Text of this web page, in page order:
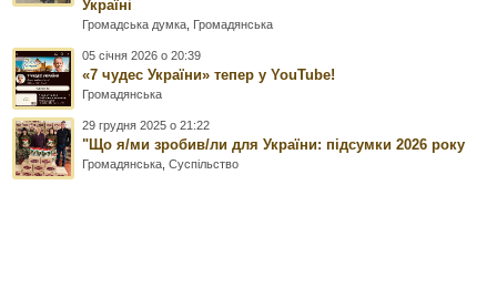
Україні
Громадська думка Громадянська
05 січня 2026 о 20:39
«7 чудес України» тепер у YouTube!
Громадянська
29 грудня 2025 о 21:22
"Що я/ми зробив/ли для України: підсумки 2026 року
Громадянська ,Суспільство